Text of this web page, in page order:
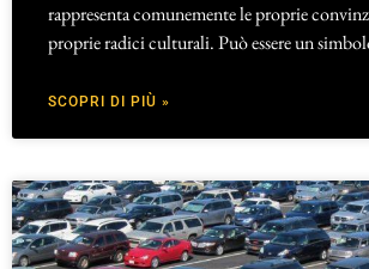
rappresenta comunemente le proprie
proprie radici culturali. Può essere un
SCOPRI DI PIÙ »